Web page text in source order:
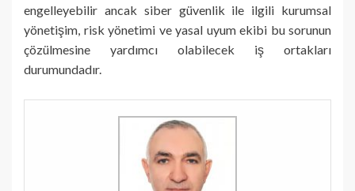
engelleyebilir ancak siber güvenlik ile ilgili kurumsal
yönetişim, risk yönetimi ve yasal uyum ekibi bu sorunun
çözülmesine yardımcı olabilecek iş ortakları
durumundadır.